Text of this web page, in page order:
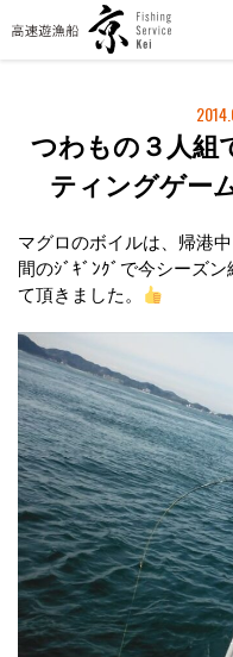
つわもの３人組
ティングゲー
マグロのボイルは、帰港
間のｼﾞｷﾞﾝｸﾞで今シーズ
て頂きました。